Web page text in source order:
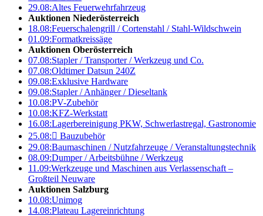
29.08:Altes Feuerwehrfahrzeug
Auktionen Niederösterreich
18.08:Feuerschalengrill / Cortenstahl / Stahl-Wildschwein
01.09:Formatkreissäge
Auktionen Oberösterreich
07.08:Stapler / Transporter / Werkzeug und Co.
07.08:Oldtimer Datsun 240Z
09.08:Exklusive Hardware
09.08:Stapler / Anhänger / Dieseltank
10.08:PV-Zubehör
10.08:KFZ-Werkstatt
16.08:Lagerbereinigung PKW, Schwerlastregal, Gastronomie
25.08: Bauzubehör
29.08:Baumaschinen / Nutzfahrzeuge / Veranstaltungstechnik
08.09:Dumper / Arbeitsbühne / Werkzeug
11.09:Werkzeuge und Maschinen aus Verlassenschaft –
Großteil Neuware
Auktionen Salzburg
10.08:Unimog
14.08:Plateau Lagereinrichtung